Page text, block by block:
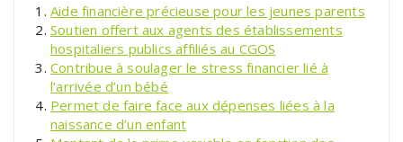
Aide financière précieuse pour les jeunes parents
Soutien offert aux agents des établissements
hospitaliers publics affiliés au CGOS
Contribue à soulager le stress financier lié à
l’arrivée d’un bébé
Permet de faire face aux dépenses liées à la
naissance d’un enfant